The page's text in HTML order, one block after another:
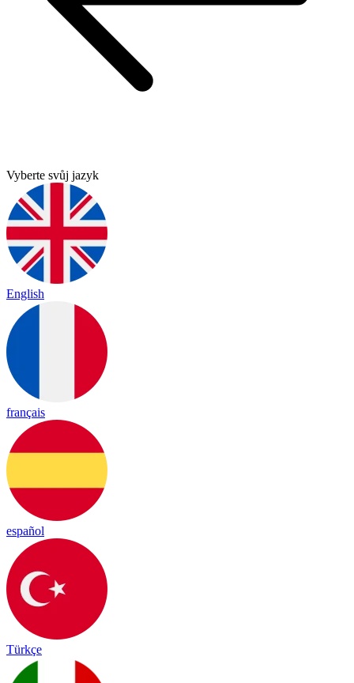
Vyberte svůj jazyk
English
français
español
Türkçe